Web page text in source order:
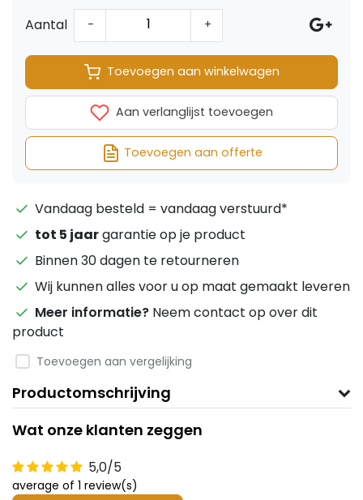
Aantal - +
Toevoegen aan winkelwagen
Aan verlanglijst toevoegen
Toevoegen aan offerte
Vandaag besteld = vandaag verstuurd*
tot 5 jaargarantie op je product
Binnen 30 dagen te retourneren
Wij kunnen alles voor u op maat gemaakt leveren
Meer informatie? Neem contact op over dit
product
Toevoegen aan vergelijking
Productomschrijving
Wat onze klanten zeggen
5,0/5
average of 1 review(s)